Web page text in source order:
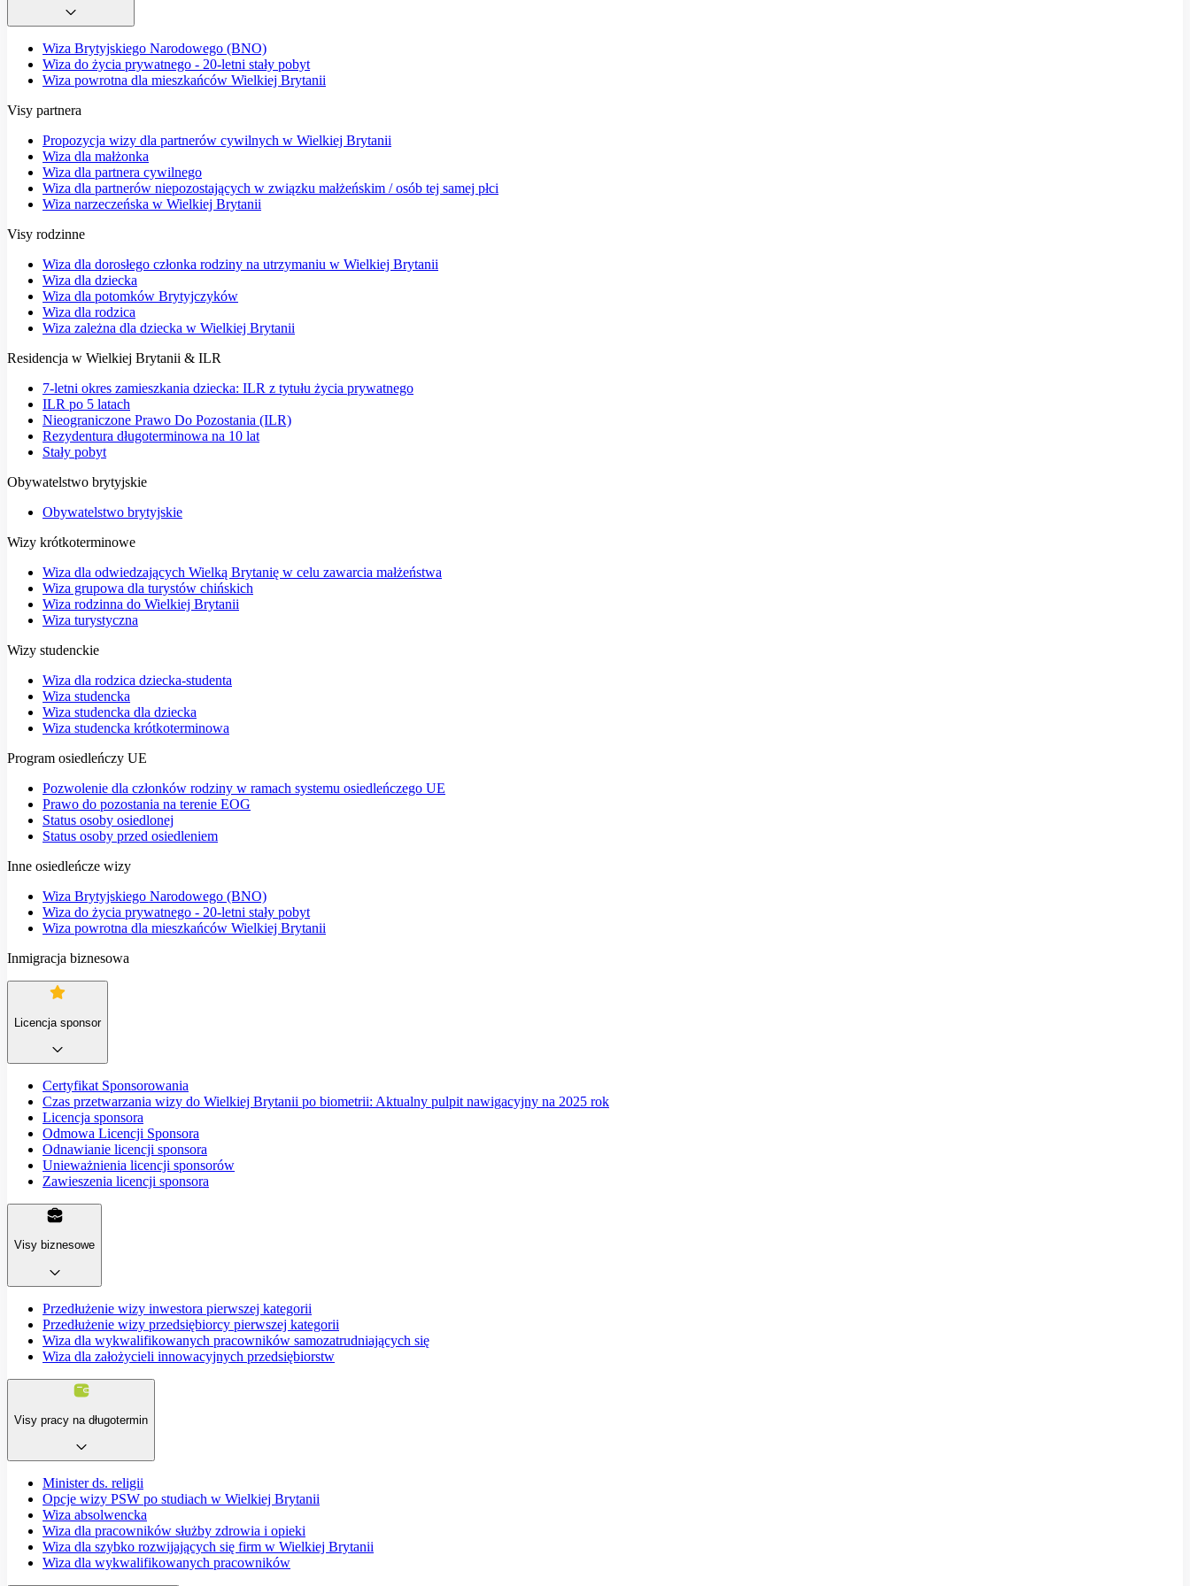
Wiza Brytyjskiego Narodowego (BNO)
Wiza do życia prywatnego - 20-letni stały pobyt
Wiza powrotna dla mieszkańców Wielkiej Brytanii
Visy partnera
Propozycja wizy dla partnerów cywilnych w Wielkiej Brytanii
Wiza dla małżonka
Wiza dla partnera cywilnego
Wiza dla partnerów niepozostających w związku małżeńskim / osób tej samej płci
Wiza narzeczeńska w Wielkiej Brytanii
Visy rodzinne
Wiza dla dorosłego członka rodziny na utrzymaniu w Wielkiej Brytanii
Wiza dla dziecka
Wiza dla potomków Brytyjczyków
Wiza dla rodzica
Wiza zależna dla dziecka w Wielkiej Brytanii
Residencja w Wielkiej Brytanii & ILR
7-letni okres zamieszkania dziecka: ILR z tytułu życia prywatnego
ILR po 5 latach
Nieograniczone Prawo Do Pozostania (ILR)
Rezydentura długoterminowa na 10 lat
Stały pobyt
Obywatelstwo brytyjskie
Obywatelstwo brytyjskie
Wizy krótkoterminowe
Wiza dla odwiedzających Wielką Brytanię w celu zawarcia małżeństwa
Wiza grupowa dla turystów chińskich
Wiza rodzinna do Wielkiej Brytanii
Wiza turystyczna
Wizy studenckie
Wiza dla rodzica dziecka-studenta
Wiza studencka
Wiza studencka dla dziecka
Wiza studencka krótkoterminowa
Program osiedleńczy UE
Pozwolenie dla członków rodziny w ramach systemu osiedleńczego UE
Prawo do pozostania na terenie EOG
Status osoby osiedlonej
Status osoby przed osiedleniem
Inne osiedleńcze wizy
Wiza Brytyjskiego Narodowego (BNO)
Wiza do życia prywatnego - 20-letni stały pobyt
Wiza powrotna dla mieszkańców Wielkiej Brytanii
Inmigracja biznesowa
Licencja sponsor
Certyfikat Sponsorowania
Czas przetwarzania wizy do Wielkiej Brytanii po biometrii: Aktualny pulpit nawigacyjny na 2025 rok
Licencja sponsora
Odmowa Licencji Sponsora
Odnawianie licencji sponsora
Unieważnienia licencji sponsorów
Zawieszenia licencji sponsora
Visy biznesowe
Przedłużenie wizy inwestora pierwszej kategorii
Przedłużenie wizy przedsiębiorcy pierwszej kategorii
Wiza dla wykwalifikowanych pracowników samozatrudniających się
Wiza dla założycieli innowacyjnych przedsiębiorstw
Visy pracy na długotermin
Minister ds. religii
Opcje wizy PSW po studiach w Wielkiej Brytanii
Wiza absolwencka
Wiza dla pracowników służby zdrowia i opieki
Wiza dla szybko rozwijających się firm w Wielkiej Brytanii
Wiza dla wykwalifikowanych pracowników